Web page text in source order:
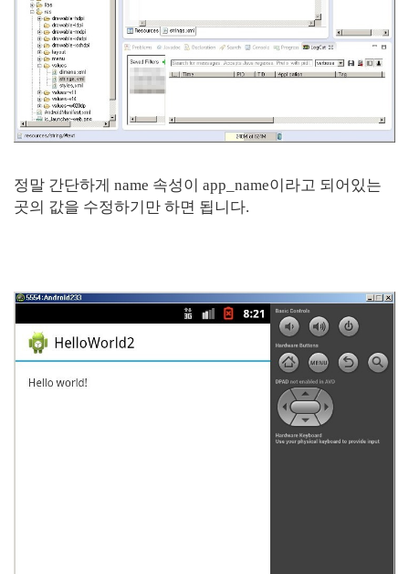
정말 간단하게 name 속성이 app_name이라고 되어있는
곳의 값을 수정하기만 하면 됩니다.